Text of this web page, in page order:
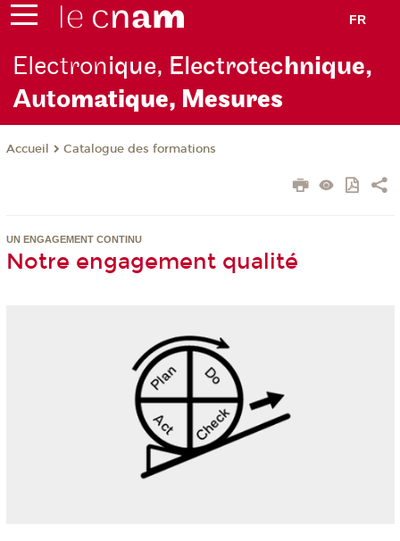
FR
Electronique, Electrotechnique,
Automatique, Mesures
Accueil Catalogue des formations
UN ENGAGEMENT CONTINU
Notre engagement qualité